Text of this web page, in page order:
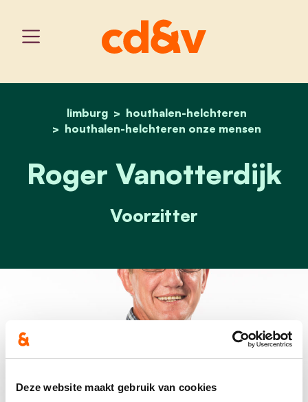
Deze website maakt gebruik van cookies
home
limburg
houthalen-helchteren
houthalen-helchteren onze mensen
roger vanotterdijk
Roger Vanotterdijk
Voorzitter